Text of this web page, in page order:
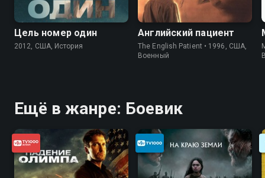
Цель номер один
2012, США, История
Английский пациент
The English Patient • 1996, США,
Военный
Ещё в жанре: Боевик